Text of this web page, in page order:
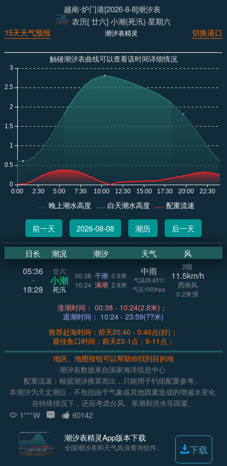
越南-炉门港[2026-8-8]潮汐表
农历[ 廿六] 小潮(死汛) 星期六
切换港口
潮汐表精灵
15天天气预报
触碰潮汐表曲线可以查看该时间详细情况
晚上潮水高度 白天潮水高度 配重流速
前一天 2026-08-08 潮历 后一天
日长 潮况 潮汐 天气 风
05:36
~
18:28
廿六
小潮
死汛
00:38 干潮 0.6米
10:24 满潮 2.8米
中雨
气温28.65°C
气压1003hpa
2级
11.5km/h
西南风
0.2米浪
涨潮时间： 00:38 - 10:24(2.8米)；
退潮时间： 10:24 - 23:59(??米)
推荐赶海时间：前天20:40 - 0:40点(好)；
最佳鱼口时间：前天23-1点；9-11点；
地区、地图按钮可以帮助你找到目的地
潮汐表数据来自国家海洋信息中心
配重流速：根据潮汐推算而出，只能用于钓组配重参考。
本潮汐为天文潮位，不包括由于气象或其他因素造成的增减水变化
在特殊情况下，还应考虑台风、寒潮和洪水等因素。
1***W 60142
潮汐表精灵App版本下载
全国潮汐表和天气风浪查询软件。 下载